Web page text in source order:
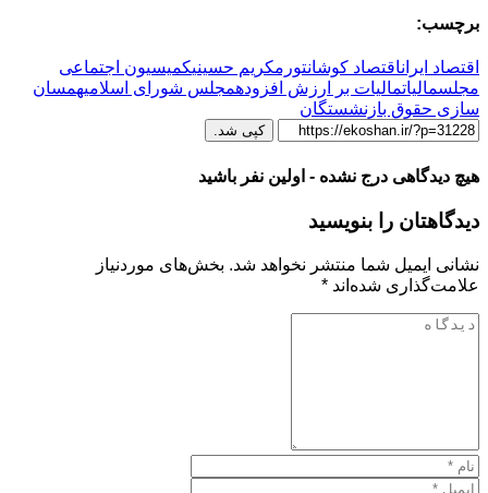
برچسب:
اقتصاد ایراناقتصاد کوشانتورمکریم حسینیکمیسیون اجتماعی
مجلسمالیاتمالیات بر ارزش افزودهمجلس شورای اسلامیهمسان
سازی حقوق بازنشستگان
کپی شد.
هیچ دیدگاهی درج نشده - اولین نفر باشید
دیدگاهتان را بنویسید
نشانی ایمیل شما منتشر نخواهد شد. بخش‌های موردنیاز
علامت‌گذاری شده‌اند *